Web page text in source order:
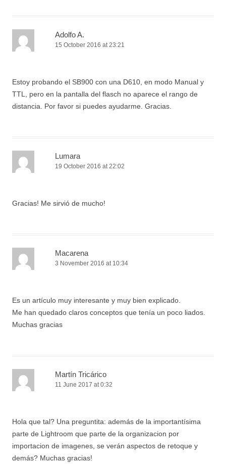
Adolfo A.
15 October 2016 at 23:21
Estoy probando el SB900 con una D610, en modo Manual y
TTL, pero en la pantalla del flasch no aparece el rango de
distancia. Por favor si puedes ayudarme. Gracias.
Lumara
19 October 2016 at 22:02
Gracias! Me sirvió de mucho!
Macarena
3 November 2016 at 10:34
Es un artículo muy interesante y muy bien explicado.
Me han quedado claros conceptos que tenía un poco liados.
Muchas gracias
Martín Tricárico
11 June 2017 at 0:32
Hola que tal? Una preguntita: además de la importantísima
parte de Lightroom que parte de la organizacion por
importacion de imagenes, se verán aspectos de retoque y
demás? Muchas gracias!